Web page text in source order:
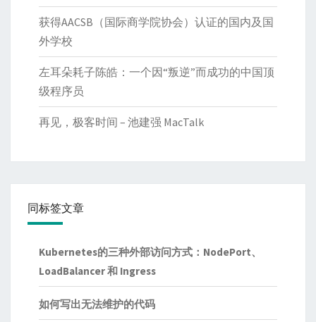
获得AACSB（国际商学院协会）认证的国内及国
外学校
左耳朵耗子陈皓：一个因“叛逆”而成功的中国顶
级程序员
再见，极客时间 – 池建强 MacTalk
同标签文章
Kubernetes的三种外部访问方式：NodePort、
LoadBalancer 和 Ingress
如何写出无法维护的代码